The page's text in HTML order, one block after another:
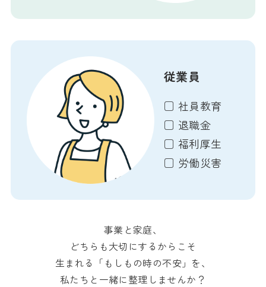
従業員
□ 社員教育
□ 退職金
□ 福利厚生
□ 労働災害
事業と家庭、
どちらも大切にするからこそ
生まれる「もしもの時の不安」を、
私たちと一緒に整理しませんか？